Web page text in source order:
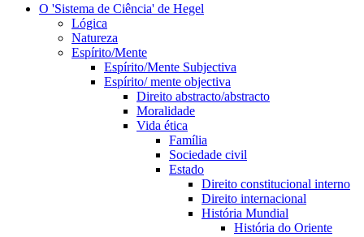
O 'Sistema de Ciência' de Hegel
Lógica
Natureza
Espírito/Mente
Espírito/Mente Subjectiva
Espírito/ mente objectiva
Direito abstracto/abstracto
Moralidade
Vida ética
Família
Sociedade civil
Estado
Direito constitucional interno
Direito internacional
História Mundial
História do Oriente